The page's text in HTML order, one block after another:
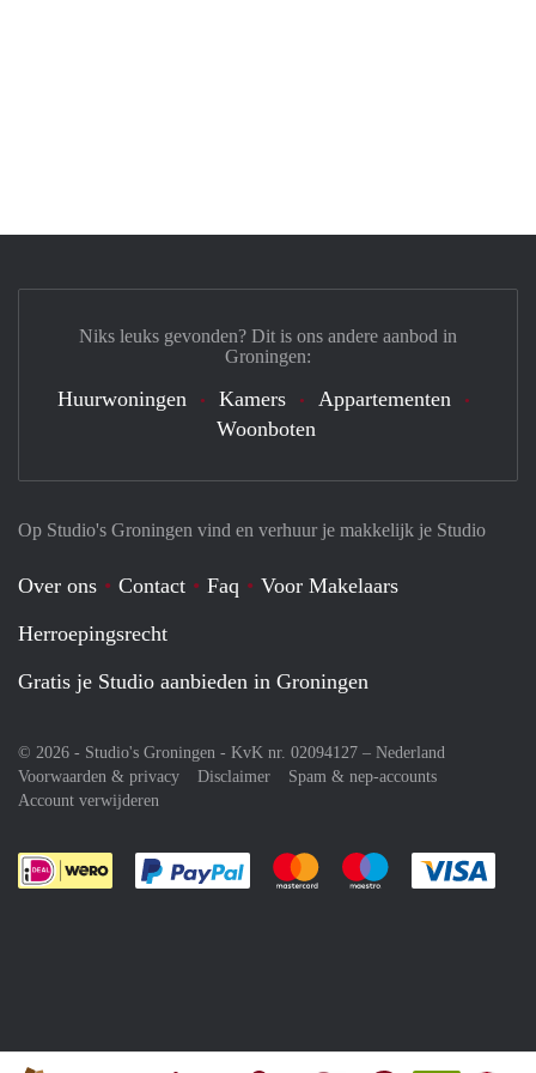
Op Studio's Groningen vind en verhuur je makkelijk je Studio
Over ons Contact Faq
Voor Makelaars
Herroepingsrecht
Gratis je Studio aanbieden in Groningen
© 2026 - Studio's Groningen - KvK nr. 02094127 – Nederland
Voorwaarden & privacy
Disclaimer
Spam & nep-accounts
Account verwijderen
Je rekent gemakkelijk af met Paypal
Je rekent gemakkelijk af met
Je rekent
Niks leuks gevonden? Dit is ons andere aanbod in
Groningen:
Huurwoningen Kamers
Appartementen
Woonboten